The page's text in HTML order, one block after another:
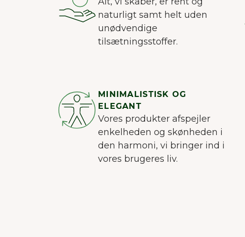
naturligt samt helt uden
unødvendige
tilsætningsstoffer.
MINIMALISTISK OG
ELEGANT
Vores produkter afspejler
enkelheden og skønheden i
den harmoni, vi bringer ind i
vores brugeres liv.